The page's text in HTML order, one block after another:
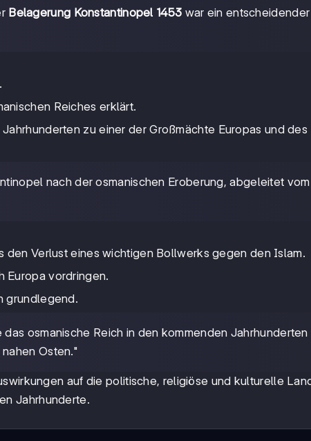
Belagerung Konstantinopel 1453 war ein entscheidender
Reiches erklärt.
zu einer der Großmächte Europas und des
nach der osmanischen Eroberung, abgeleitet vom
den Verlust eines wichtigen Bollwerks gegen den Islam.
Europa vordringen.
grundlegend.
osmanische Reich in den kommenden Jahrhunderten
Osten."
auf die politische, religiöse und kulturelle
Jahrhunderte.